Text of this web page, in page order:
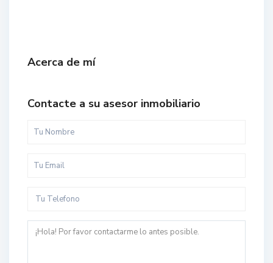
Acerca de mí
Contacte a su asesor inmobiliario